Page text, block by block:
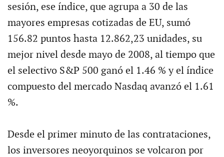
sesión, ese índice, que agrupa a 30 de las
mayores empresas cotizadas de EU, sumó
156.82 puntos hasta 12.862,23 unidades, su
mejor nivel desde mayo de 2008, al tiempo que
el selectivo S&P 500 ganó el 1.46 % y el índice
compuesto del mercado Nasdaq avanzó el 1.61
%.
Desde el primer minuto de las contrataciones,
los inversores neoyorquinos se volcaron por